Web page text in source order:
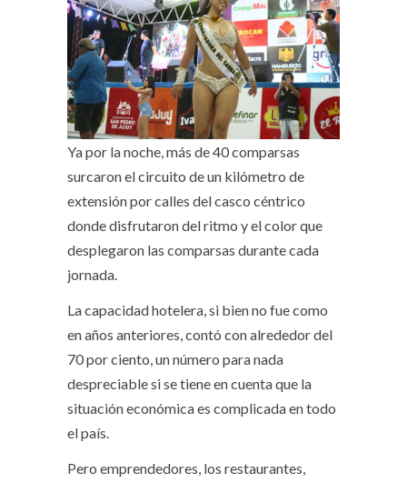
Ya por la noche, más de 40 comparsas
surcaron el circuito de un kilómetro de
extensión por calles del casco céntrico
donde disfrutaron del ritmo y el color que
desplegaron las comparsas durante cada
jornada.
La capacidad hotelera, si bien no fue como
en años anteriores, contó con alrededor del
70 por ciento, un número para nada
despreciable si se tiene en cuenta que la
situación económica es complicada en todo
el país.
Pero emprendedores, los restaurantes,